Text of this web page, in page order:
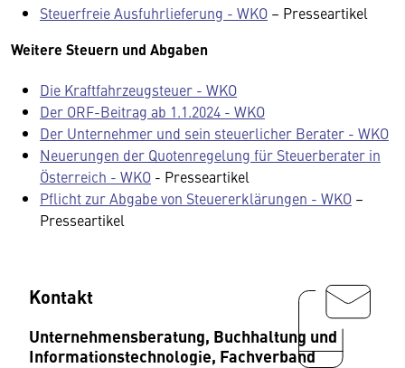
Steuerfreie Ausfuhrlieferung - WKO – Presseartikel
Weitere Steuern und Abgaben
Die Kraftfahrzeugsteuer - WKO
Der ORF-Beitrag ab 1.1.2024 - WKO
Der Unternehmer und sein steuerlicher Berater - WKO
Neuerungen der Quotenregelung für Steuerberater in
Österreich - WKO - Presseartikel
Pflicht zur Abgabe von Steuererklärungen - WKO –
Presseartikel
Kontakt
Unternehmensberatung, Buchhaltung und
Informationstechnologie, Fachverband